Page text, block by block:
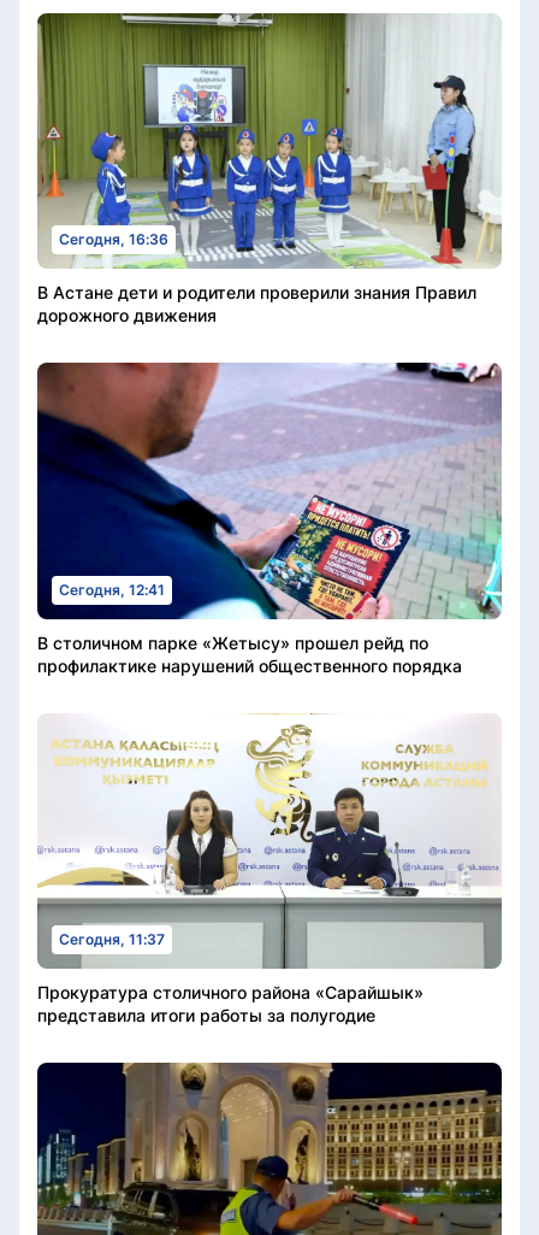
Сегодня, 16:36
В Астане дети и родители проверили знания Правил
дорожного движения
Сегодня, 12:41
В столичном парке «Жетысу» прошел рейд по
профилактике нарушений общественного порядка
Сегодня, 11:37
Прокуратура столичного района «Сарайшык»
представила итоги работы за полугодие